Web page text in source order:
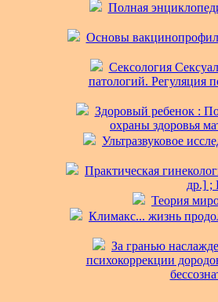
Полная
Основы
Сексология
патологий. Регуляция
Здоровый ребенок :
охраны здоровья
Ультразвуковое
Практическая
др.] ;
Теория
Климакс... жизнь
За гранью
психокоррекции